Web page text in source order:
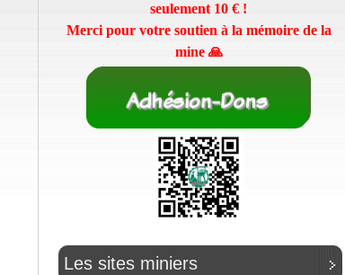
seulement 10 € !
Merci pour votre soutien à la mémoire de la
mine 🙏
Les sites miniers